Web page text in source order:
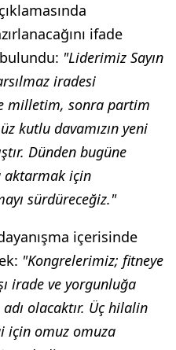
ifade
"Liderimiz Sayın
iradesi
milletim, sonra partim
kutlu davamızın yeni
Dünden bugüne
aktarmak için
sürdüreceğiz."
içerisinde
"Kongrelerimiz; fitneye
irade ve yorgunluğa
olacaktır. Üç hilalin
için omuz omuza